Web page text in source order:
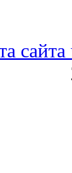
сайта